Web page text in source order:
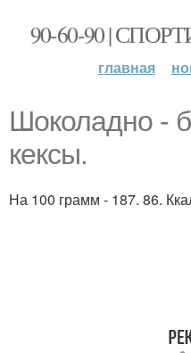
90-60-90 |
главная
Шоколадно -
кексы.
На 100 грамм - 187. 86.